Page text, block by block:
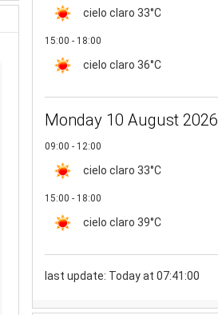
cielo claro 33°C
15:00 - 18:00
cielo claro 36°C
Monday 10 August 2026
09:00 - 12:00
cielo claro 33°C
15:00 - 18:00
cielo claro 39°C
last update: Today at 07:41:00